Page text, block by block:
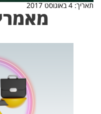
תאריך: 4 באוגוסט 2017